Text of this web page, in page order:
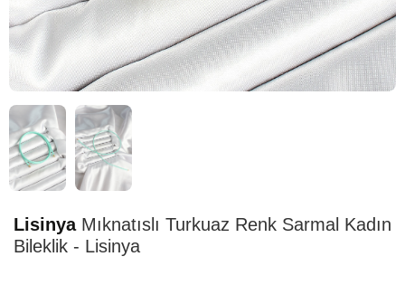
TESLİMAT
LisinyaMıknatıslı Turkuaz Renk Sarmal Kadın
Bileklik - Lisinya